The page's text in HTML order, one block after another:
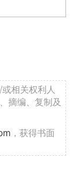
相关权利人
摘编、复制及
，获得书面